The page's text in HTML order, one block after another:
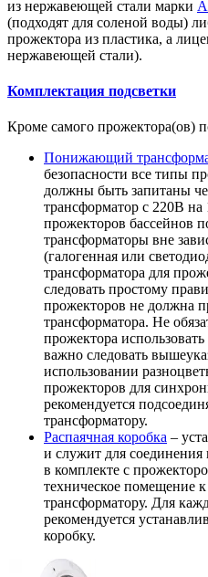
из нержавеющей стали марки
(подходят для соленой воды)
прожектора из пластика, а
нержавеющей стали).
Комплектация подсветки
Кроме самого прожектора(ов)
Понижающий
безопасности все типы
должны быть запитаны
трансформатор с 220В
прожекторов бассейнов
трансформаторы вне
(галогенная или
трансформатора для
следовать простому
прожекторов не должна
трансформатора. Не
прожектора
важно следовать
использовании
прожекторов для
рекомендуется
трансформатору.
Распаячная коробка –
и служит для соединения
в комплекте с
техническое помещение
трансформатору. Для
рекомендуется
коробку.